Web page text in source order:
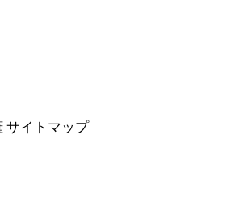
サイトマップ